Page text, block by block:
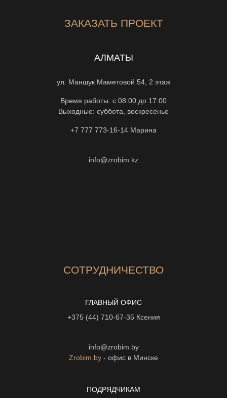
ЗАКАЗАТЬ ПРОЕКТ
АЛМАТЫ
ул. Маншук Маметовой 54, 2 этаж
Время работы: с 08:00 до 17:00
Выходные: суббота, воскресенье
+7 777 773-16-14 Марина
info@zrobim.kz
СОТРУДНИЧЕСТВО
ГЛАВНЫЙ ОФИС
+375 (44) 710-67-35 Ксения
info@zrobim.by
Zrobim.by - офис в Минске
ПОДРЯДЧИКАМ